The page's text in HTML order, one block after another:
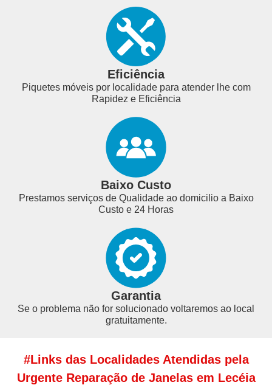
Eficiência
Piquetes móveis por localidade para atender lhe com
Rapidez e Eficiência
Baixo Custo
Prestamos serviços de Qualidade ao domicilio a Baixo
Custo e 24 Horas
Garantia
Se o problema não for solucionado voltaremos ao local
gratuitamente.
#Links das Localidades Atendidas pela
Urgente Reparação de Janelas em Lecéia